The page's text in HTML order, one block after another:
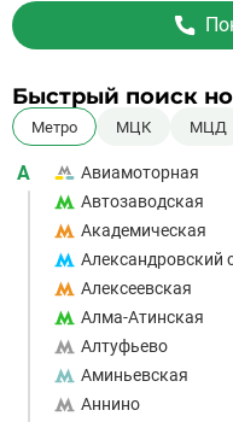
Быстрый поиск
Метро МЦК МЦД
А Авиамоторная
Автозаводская
Академическая
Александровский
Алексеевская
Алма-Атинская
Алтуфьево
Аминьевская
Аннино